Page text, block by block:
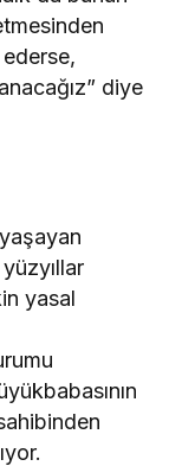
diye
yasal